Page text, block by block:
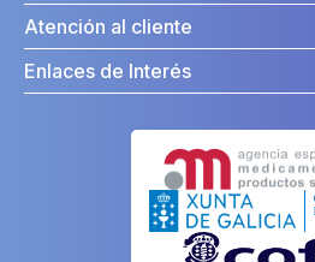
Atención al cliente
Enlaces de Interés